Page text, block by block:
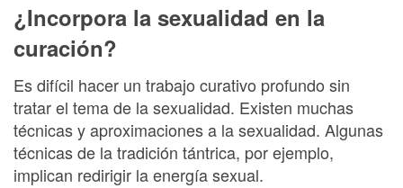
¿Incorpora la sexualidad en la
curación?
Es difícil hacer un trabajo curativo profundo sin
tratar el tema de la sexualidad. Existen muchas
técnicas y aproximaciones a la sexualidad. Algunas
técnicas de la tradición tántrica, por ejemplo,
implican redirigir la energía sexual.